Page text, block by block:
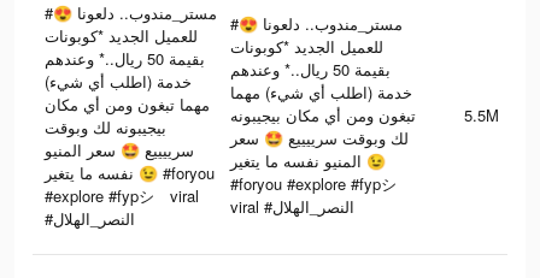
#مستر_مندوب.. دلعونا 😍
للعميل الجديد *كوبونات
بقيمة 50 ريال..* وعندهم
خدمة (اطلب أي شيء)
مهما تبغون ومن أي مكان
بيجيبونه لك وبوقت
سرييييع 🤩 سعر المنيو
نفسه ما يتغير 😉 #foryou
#explore #fypシ゚viral
#النصر_الهلال
#مستر_مندوب.. دلعونا 😍
للعميل الجديد *كوبونات
بقيمة 50 ريال..* وعندهم
خدمة (اطلب أي شيء) مهما
تبغون ومن أي مكان بيجيبونه
لك وبوقت سرييييع 🤩 سعر
المنيو نفسه ما يتغير 😉
#foryou #explore #fypシ゚
viral #النصر_الهلال
5.5M